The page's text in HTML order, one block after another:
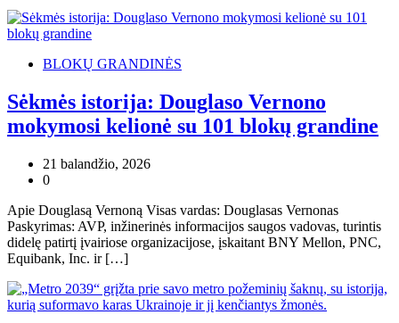
BLOKŲ GRANDINĖS
Sėkmės istorija: Douglaso Vernono
mokymosi kelionė su 101 blokų grandine
21 balandžio, 2026
0
Apie Douglasą Vernoną Visas vardas: Douglasas Vernonas
Paskyrimas: AVP, inžinerinės informacijos saugos vadovas, turintis
didelę patirtį įvairiose organizacijose, įskaitant BNY Mellon, PNC,
Equibank, Inc. ir […]